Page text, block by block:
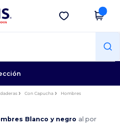
Descargar app
Con Capucha Hombres
Blanco y negro al por